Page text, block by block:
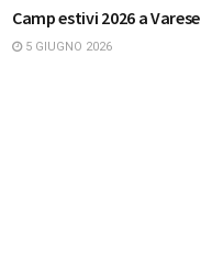
Camp estivi 2026 a Varese
5 GIUGNO 2026